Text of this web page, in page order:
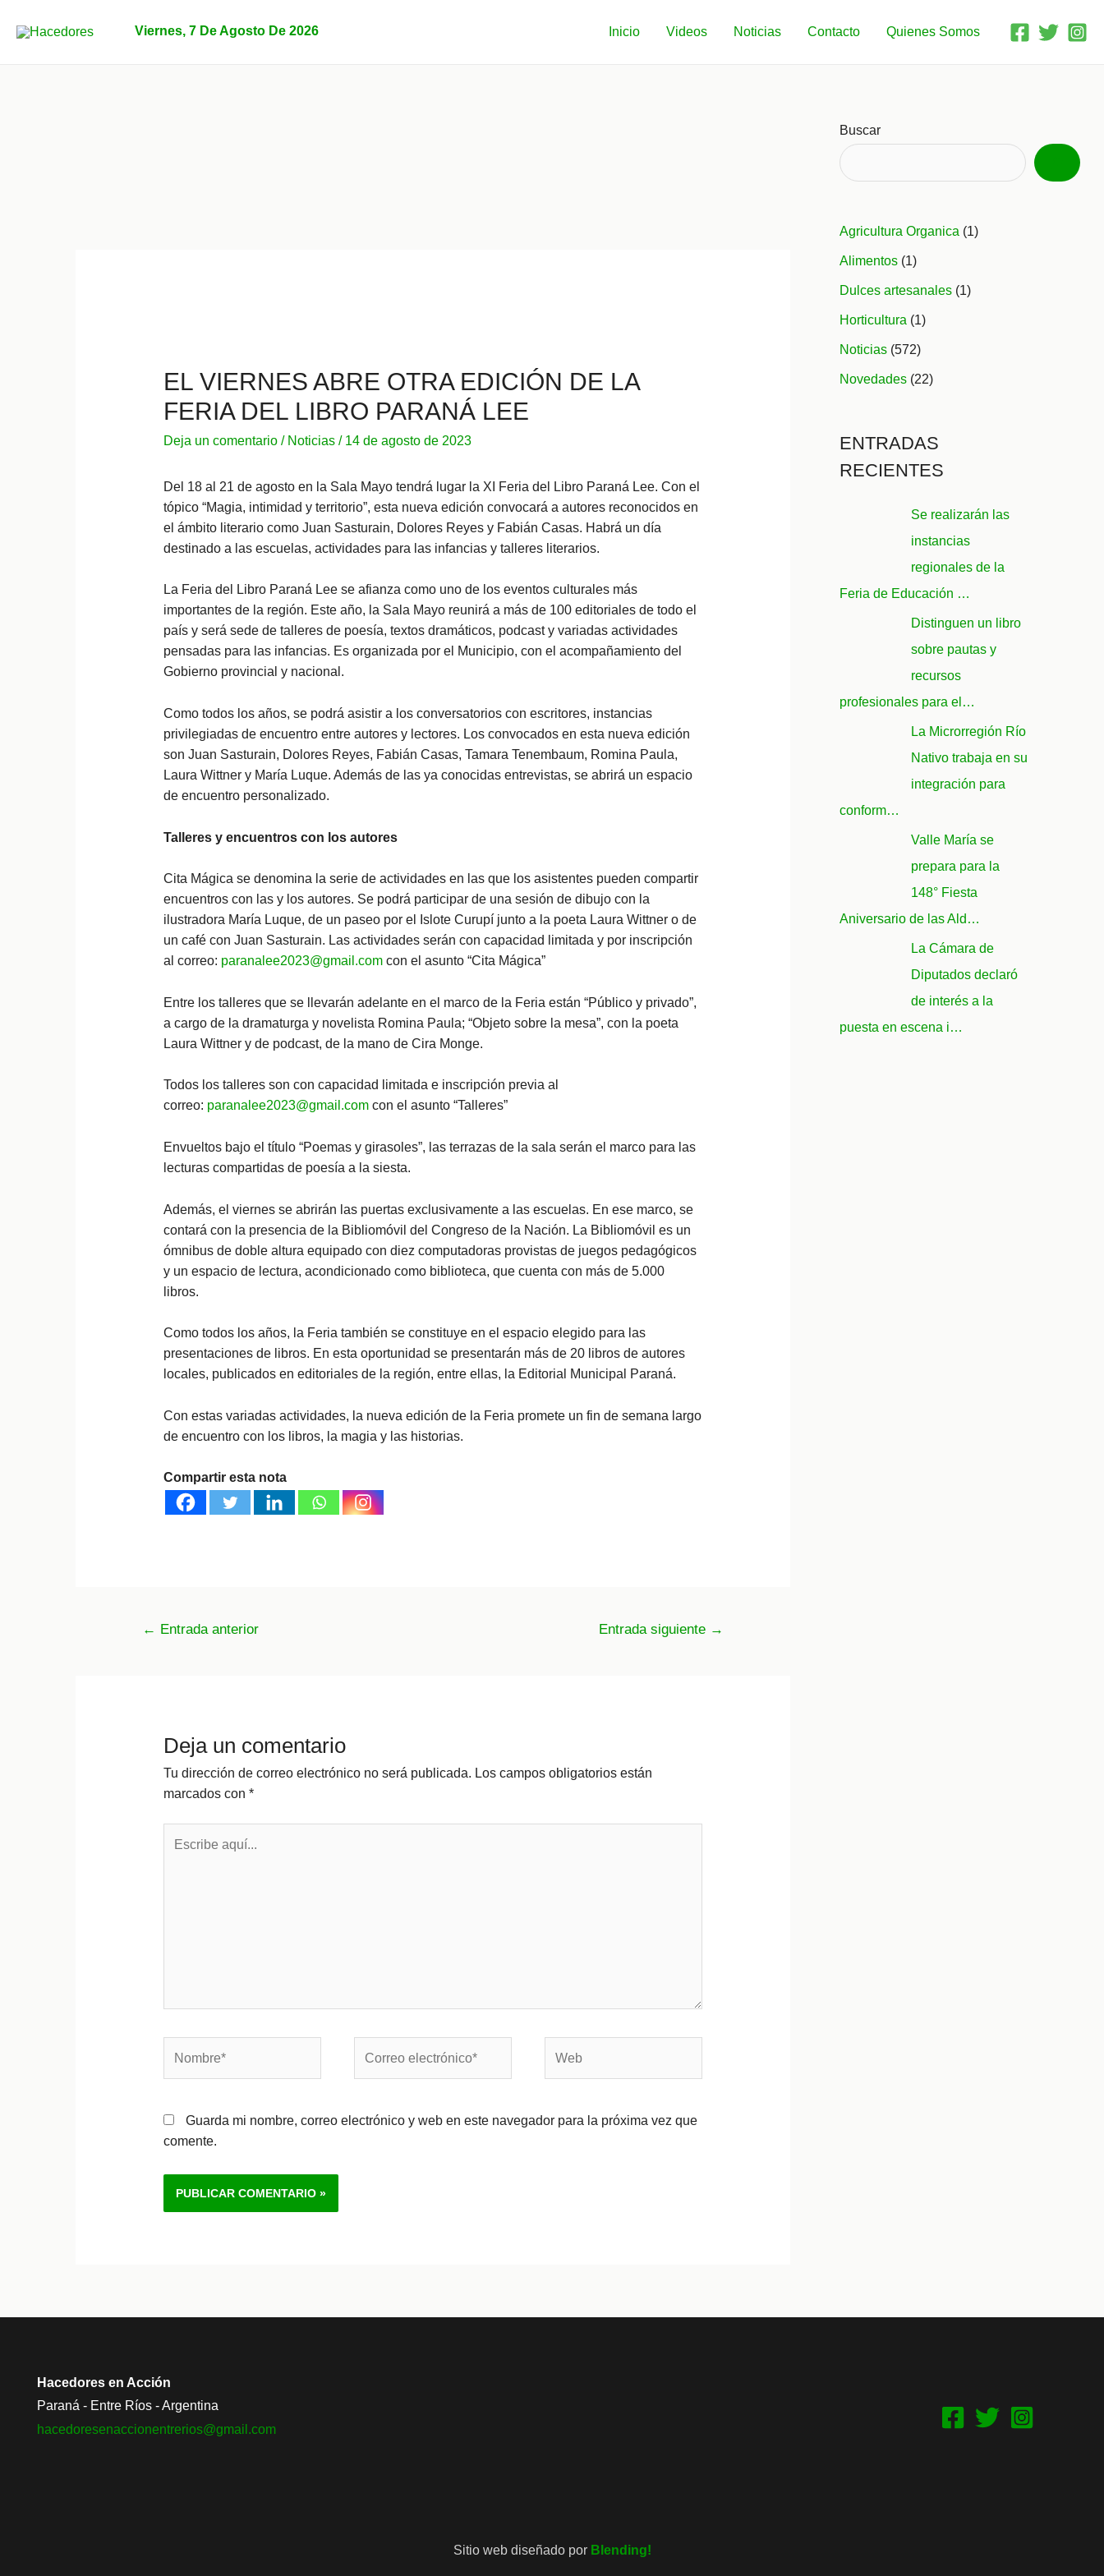
Viernes, 7 De Agosto De 2026 Inicio Videos Noticias Contacto Quienes Somos
EL VIERNES ABRE OTRA EDICIÓN DE LA
FERIA DEL LIBRO PARANÁ LEE
Deja un comentario / Noticias/ 14 de agosto de 2023
Del 18 al 21 de agosto en la Sala Mayo tendrá lugar la XI Feria del Libro Paraná Lee. Con el
tópico “Magia, intimidad y territorio”, esta nueva edición convocará a autores reconocidos en
el ámbito literario como Juan Sasturain, Dolores Reyes y Fabián Casas. Habrá un día
destinado a las escuelas, actividades para las infancias y talleres literarios.
La Feria del Libro Paraná Lee se afianza como uno de los eventos culturales más
importantes de la región. Este año, la Sala Mayo reunirá a más de 100 editoriales de todo el
país y será sede de talleres de poesía, textos dramáticos, podcast y variadas actividades
pensadas para las infancias. Es organizada por el Municipio, con el acompañamiento del
Gobierno provincial y nacional.
Como todos los años, se podrá asistir a los conversatorios con escritores, instancias
privilegiadas de encuentro entre autores y lectores. Los convocados en esta nueva edición
son Juan Sasturain, Dolores Reyes, Fabián Casas, Tamara Tenembaum, Romina Paula,
Laura Wittner y María Luque. Además de las ya conocidas entrevistas, se abrirá un espacio
de encuentro personalizado.
Talleres y encuentros con los autores
Cita Mágica se denomina la serie de actividades en las que los asistentes pueden compartir
encuentros con las y los autores. Se podrá participar de una sesión de dibujo con la
ilustradora María Luque, de un paseo por el Islote Curupí junto a la poeta Laura Wittner o de
un café con Juan Sasturain. Las actividades serán con capacidad limitada y por inscripción
al correo: paranalee2023@gmail.comcon el asunto “Cita Mágica”
Entre los talleres que se llevarán adelante en el marco de la Feria están “Público y privado”,
a cargo de la dramaturga y novelista Romina Paula; “Objeto sobre la mesa”, con la poeta
Laura Wittner y de podcast, de la mano de Cira Monge.
Todos los talleres son con capacidad limitada e inscripción previa al
correo: paranalee2023@gmail.comcon el asunto “Talleres”
Envueltos bajo el título “Poemas y girasoles”, las terrazas de la sala serán el marco para las
lecturas compartidas de poesía a la siesta.
Además, el viernes se abrirán las puertas exclusivamente a las escuelas. En ese marco, se
contará con la presencia de la Bibliomóvil del Congreso de la Nación. La Bibliomóvil es un
ómnibus de doble altura equipado con diez computadoras provistas de juegos pedagógicos
y un espacio de lectura, acondicionado como biblioteca, que cuenta con más de 5.000
libros.
Como todos los años, la Feria también se constituye en el espacio elegido para las
presentaciones de libros. En esta oportunidad se presentarán más de 20 libros de autores
locales, publicados en editoriales de la región, entre ellas, la Editorial Municipal Paraná.
Con estas variadas actividades, la nueva edición de la Feria promete un fin de semana largo
de encuentro con los libros, la magia y las historias.
Compartir esta nota
Navegación
← Entrada anterior Entrada siguiente →
Deja un comentario
Tu dirección de correo electrónico no será publicada. Los campos obligatorios están
marcados con *
aquí...
electrónico*
Guarda mi nombre, correo electrónico y web en este navegador para la próxima vez que
comente.
Buscar
Agricultura Organica (1)
Alimentos (1)
Dulces artesanales (1)
Horticultura (1)
Noticias (572)
Novedades (22)
ENTRADAS
RECIENTES
Se realizarán las
instancias
regionales de la
Feria de Educación …
Distinguen un libro
sobre pautas y
recursos
profesionales para el…
La Microrregión Río
Nativo trabaja en su
integración para
conform…
Valle María se
prepara para la
148° Fiesta
Aniversario de las Ald…
La Cámara de
Diputados declaró
de interés a la
puesta en escena i…
Hacedores en Acción
Paraná - Entre Ríos - Argentina
hacedoresenaccionentrerios@gmail.com
Sitio web diseñado por Blending!